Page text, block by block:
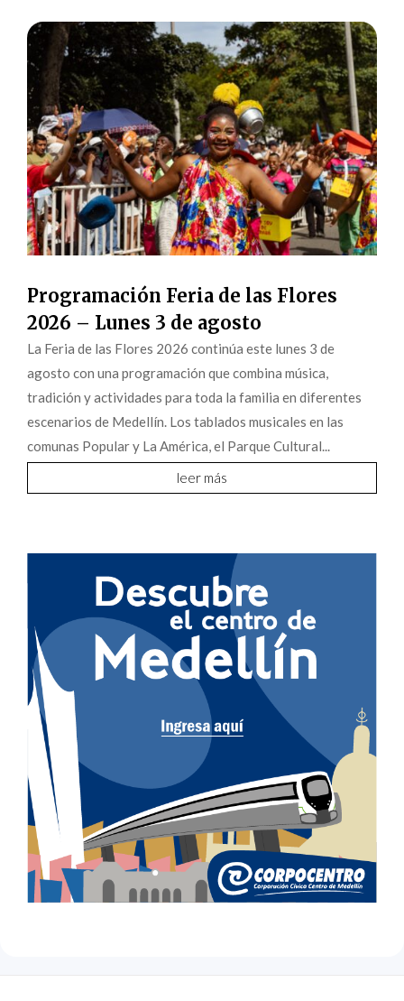
Programación Feria de las Flores
2026 – Lunes 3 de agosto
La Feria de las Flores 2026 continúa este lunes 3 de
agosto con una programación que combina música,
tradición y actividades para toda la familia en diferentes
escenarios de Medellín. Los tablados musicales en las
comunas Popular y La América, el Parque Cultural...
leer más